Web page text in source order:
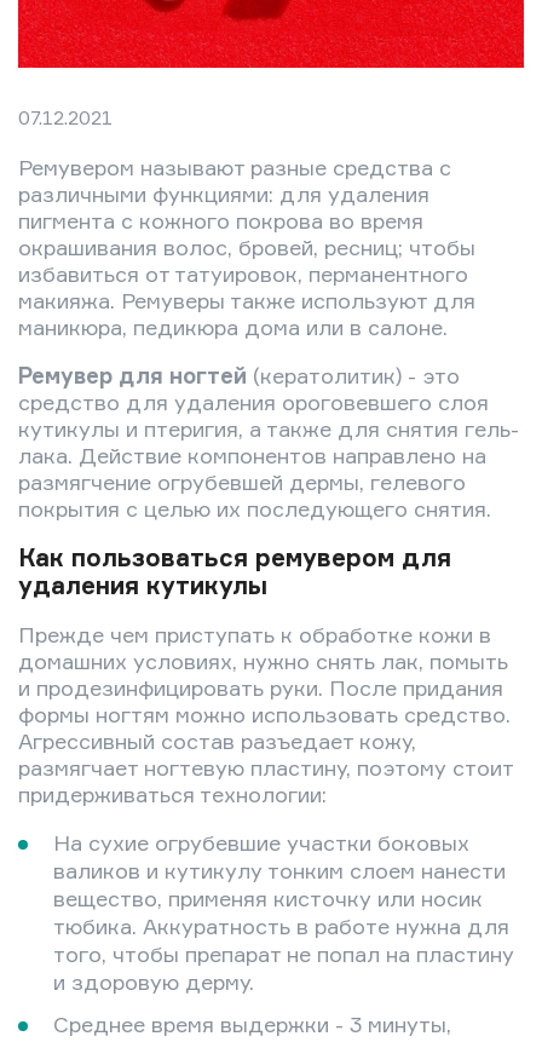
07.12.2021
Ремувером называют разные средства с
различными функциями: для удаления
пигмента с кожного покрова во время
окрашивания волос, бровей, ресниц; чтобы
избавиться от татуировок, перманентного
макияжа. Ремуверы также используют для
маникюра, педикюра дома или в салоне.
Ремувер для ногтей (кератолитик) - это
средство для удаления ороговевшего слоя
кутикулы и птеригия, а также для снятия гель-
лака. Действие компонентов направлено на
размягчение огрубевшей дермы, гелевого
покрытия с целью их последующего снятия.
Как пользоваться ремувером для
удаления кутикулы
Прежде чем приступать к обработке кожи в
домашних условиях, нужно снять лак, помыть
и продезинфицировать руки. После придания
формы ногтям можно использовать средство.
Агрессивный состав разъедает кожу,
размягчает ногтевую пластину, поэтому стоит
придерживаться технологии:
На сухие огрубевшие участки боковых
валиков и кутикулу тонким слоем нанести
вещество, применяя кисточку или носик
тюбика. Аккуратность в работе нужна для
того, чтобы препарат не попал на пластину
и здоровую дерму.
Среднее время выдержки - 3 минуты,